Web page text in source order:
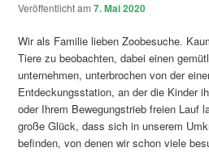
Veröffentlicht am7. Mai 2020
Wir als Familie lieben Zoobesuche.
Tiere zu beobachten, dabei einen
unternehmen, unterbrochen von der
Entdeckungsstation, an der die Kinder
oder Ihrem Bewegungstrieb freien Lauf
große Glück, dass sich in unserem
befinden, von denen wir schon viele